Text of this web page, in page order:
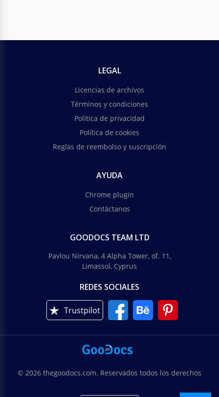
LEGAL
Licencias de archivos
Términos y condiciones
Política de privacidad
Política de cookies
Reglas de reembolso y suscripción
AYUDA
Chrome plugin
Contáctanos
GOODOCS TEAM LTD
Pavlou Nirvana, 4 Alpha Tower, of. 11,
Limassol, Cyprus
REDES SOCIALES
Trustpilot
© 2026 thegoodocs.com. Reservados todos los derechos